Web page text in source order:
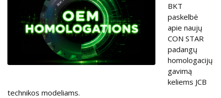
BKT
paskelbė
apie naujų
CON STAR
padangų
homologacijų
gavimą
keliems JCB
technikos modeliams.